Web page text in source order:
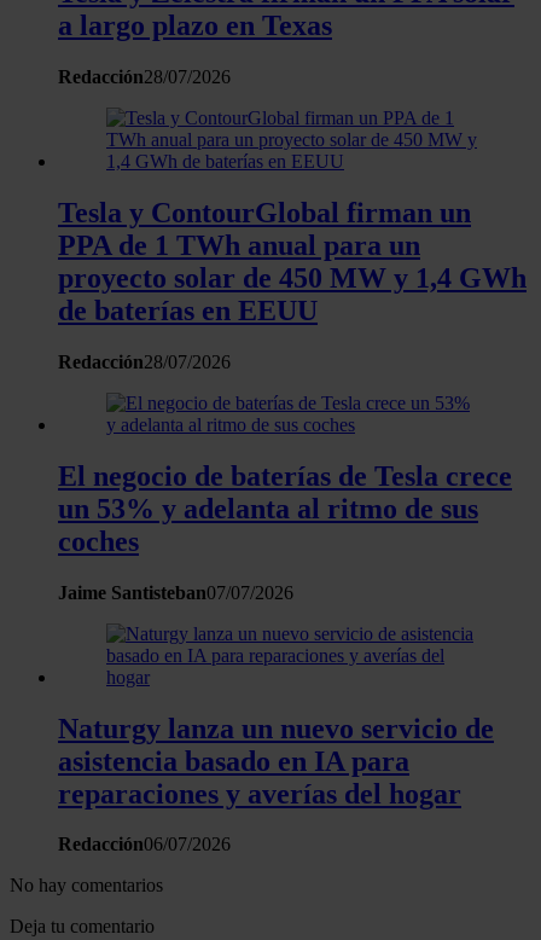
que les haya proporcionado o que hayan recopilado a
partir del uso que haya hecho de sus servicios.
a largo plazo en Texas
Redacción28/07/2026
Tesla y ContourGlobal firman un
PPA de 1 TWh anual para un
proyecto solar de 450 MW y 1,4 GWh
de baterías en EEUU
Redacción28/07/2026
El negocio de baterías de Tesla crece
un 53% y adelanta al ritmo de sus
coches
Jaime Santisteban07/07/2026
Naturgy lanza un nuevo servicio de
asistencia basado en IA para
reparaciones y averías del hogar
Redacción06/07/2026
No hay comentarios
Deja tu comentario